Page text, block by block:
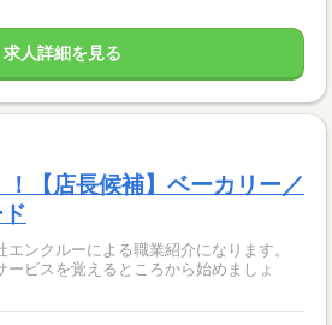
求人詳細を見る
【店長候補】ベーカリー／
ンクルーによる職業紹介になります。
ビスを覚えるところから始めましょ